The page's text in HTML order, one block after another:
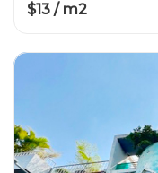
$13 / m2